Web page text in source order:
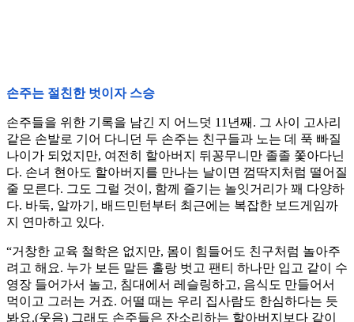
손주는 절친한 벗이자 스승
손주들을 위한 기록을 남긴 지 어느덧 11년째. 그 사이 고사리
같은 손발로 기어 다니던 두 손주는 친구들과 노는 데 푹 빠질
나이가 되었지만, 여전히 할아버지 뒤꽁무니만 졸졸 쫓아다닌
다. 손녀 현아도 할아버지를 만나는 날이면 껌딱지처럼 떨어질
줄 모른다. 그도 그럴 것이, 함께 즐기는 놀잇거리가 꽤 다양하
다. 바둑, 알까기, 배드민턴부터 최근에는 복잡한 보드게임까
지 연마하고 있다.
“거창한 교육 철학은 없지만, 몸이 힘들어도 친구처럼 놀아주
려고 해요. 누가 보든 말든 홀랑 벗고 팬티 하나만 입고 같이 수
영장 들어가서 놀고, 침대에서 레슬링하고, 음식도 만들어서
먹이고 그러는 거죠. 어떨 때는 우리 집사람도 한심하다는 듯
봐요.(웃음) 그래도 손주들은 잔소리하는 할아버지보다 같이